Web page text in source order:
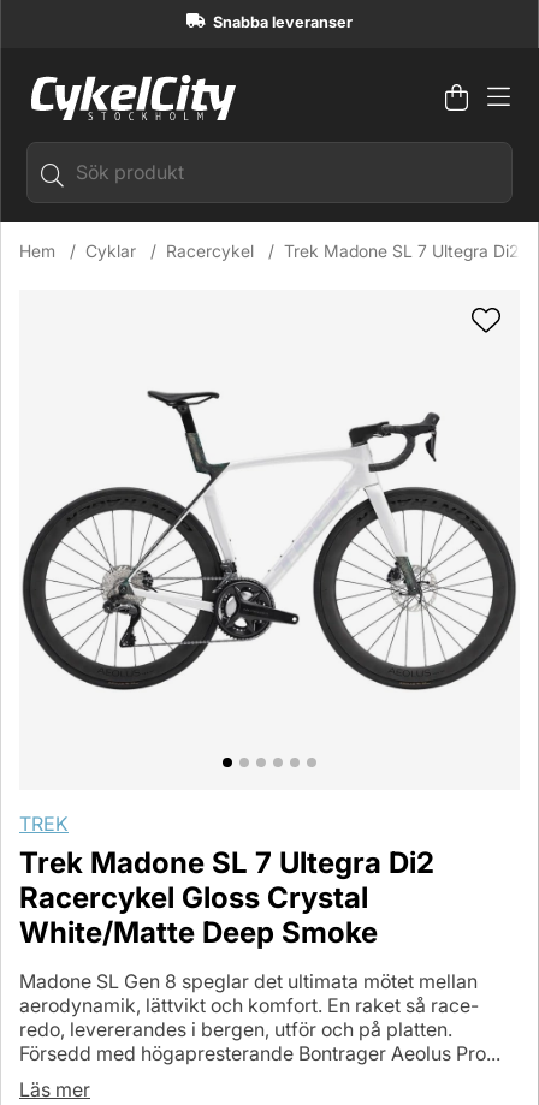
Snabba leveranser
Antal i
.
Hem Cyklar Racercykel Trek Madone SL 7 Ultegra Di2
Produktbilder Trek Madone SL 7 Ultegra Di2 Racercykel
TREK
Trek Madone SL 7 Ultegra Di2
Racercykel Gloss Crystal
White/Matte Deep Smoke
Madone SL Gen 8 speglar det ultimata mötet mellan
aerodynamik, lättvikt och komfort. En raket så race-
redo, levererandes i bergen, utför och på platten.
Försedd med högapresterande Bontrager Aeolus Pro...
Läs mer